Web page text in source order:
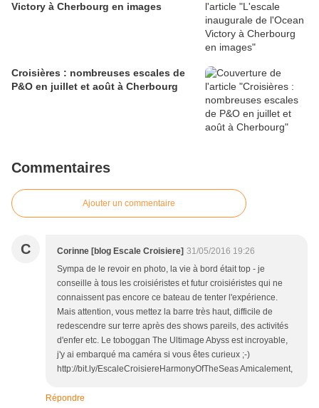
Victory à Cherbourg en images
Croisières : nombreuses escales de
P&O en juillet et août à Cherbourg
Commentaires
Ajouter un commentaire
C Corinne [blog Escale Croisiere] 31/05/2016 19:26
Sympa de le revoir en photo, la vie à bord était top - je
conseille à tous les croisiéristes et futur croisiéristes qui ne
connaissent pas encore ce bateau de tenter l'expérience.
Mais attention, vous mettez la barre très haut, difficile de
redescendre sur terre après des shows pareils, des activités
d'enfer etc. Le toboggan The Ultimage Abyss est incroyable,
j'y ai embarqué ma caméra si vous êtes curieux ;-)
http://bit.ly/EscaleCroisiereHarmonyOfTheSeas Amicalement,
Répondre